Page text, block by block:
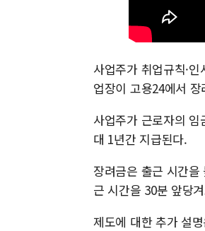
사업주가 취업규칙·
업장이 고용24에서
사업주가 근로자의
대 1년간 지급된다.
장려금은 출근 시간
근 시간을 30분 앞당
제도에 대한 추가 설